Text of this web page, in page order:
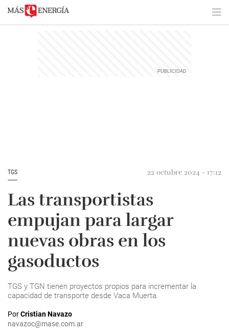
TGS 22 octubre 2024 - 17:12
Las transportistas
empujan para largar
nuevas obras en los
gasoductos
TGS y TGN tienen proyectos propios para incrementar la
capacidad de transporte desde Vaca Muerta.
PorCristian Navazo
navazoc@mase.com.ar